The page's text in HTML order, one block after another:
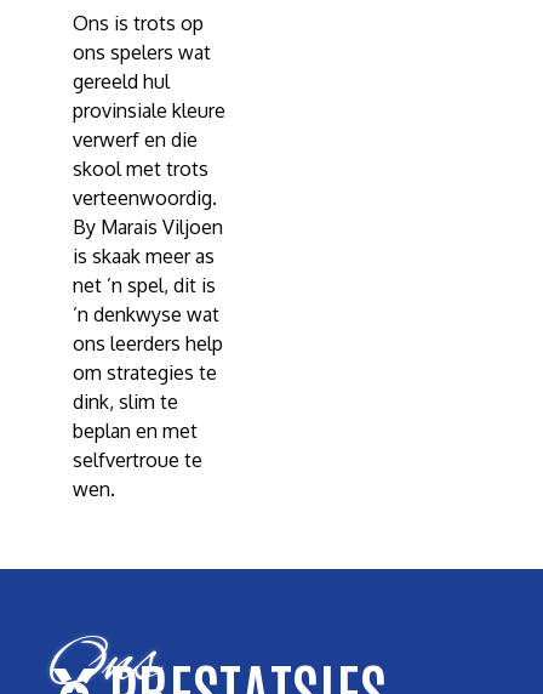
Ons is trots op
ons spelers wat
gereeld hul
provinsiale kleure
verwerf en die
skool met trots
verteenwoordig.
By Marais Viljoen
is skaak meer as
net ’n spel, dit is
’n denkwyse wat
ons leerders help
om strategies te
dink, slim te
beplan en met
selfvertroue te
wen.
Ons